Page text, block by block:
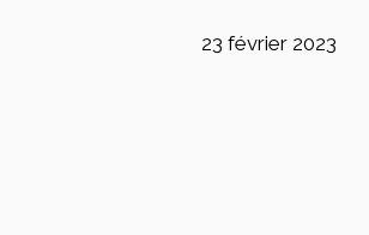
23 février 2023